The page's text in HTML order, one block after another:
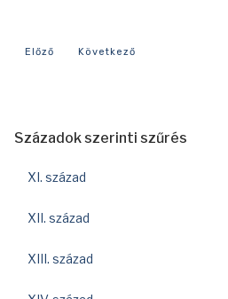
Előző cikk: 1915-ös év eseményei
Előző Következő cikk: 1925-ös
Következő
Századok szerinti szűrés
XI. század
XII. század
XIII. század